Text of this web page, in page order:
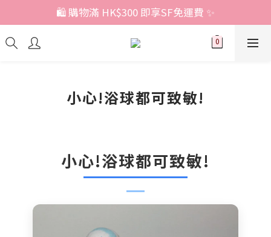
🛍️ 購物滿 HK$300 即享SF免運費 ✨
小心!浴球都可致敏!
小心!浴球都可致敏!